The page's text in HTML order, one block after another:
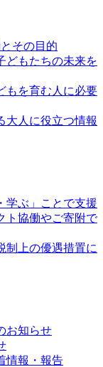
その目的
どもたちの未来を
もを育む人に必要
大人に役立つ情報
学ぶ」ことで支援
ト協働やご寄附で
制上の優遇措置に
お知らせ
情報・報告